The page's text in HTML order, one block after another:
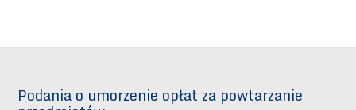
Podania o umorzenie opłat za powtarzanie